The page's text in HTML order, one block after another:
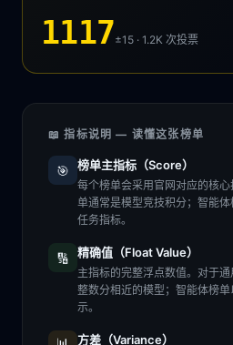
1117±15 · 1.2K次投票
📖 指标说明 — 读懂这张榜单
🎯 榜单主指标（Score）
每个榜单会采用官网对应的核
单通常是模型竞技积分；智能
任务指标。
🔢 精确值（Float Value）
主指标的完整浮点数值。对于
整数分相近的模型；智能体榜
示。
方差（Variance）